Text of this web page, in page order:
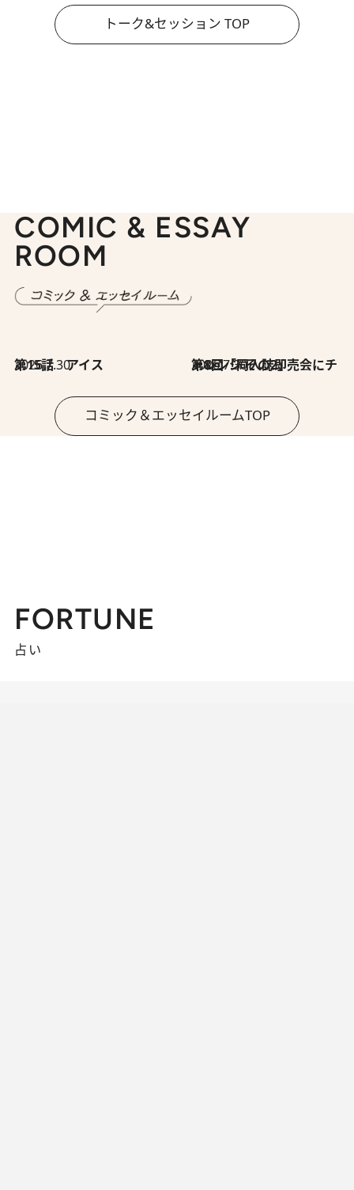
トーク&セッション TOP
COMIC & ESSAY
ROOM
2026.7.30
第15話 アイス 2026.7.30
第8回「同人誌即売会にチャレンジ その2」
コミック＆エッセイルームTOP
FORTUNE
占い